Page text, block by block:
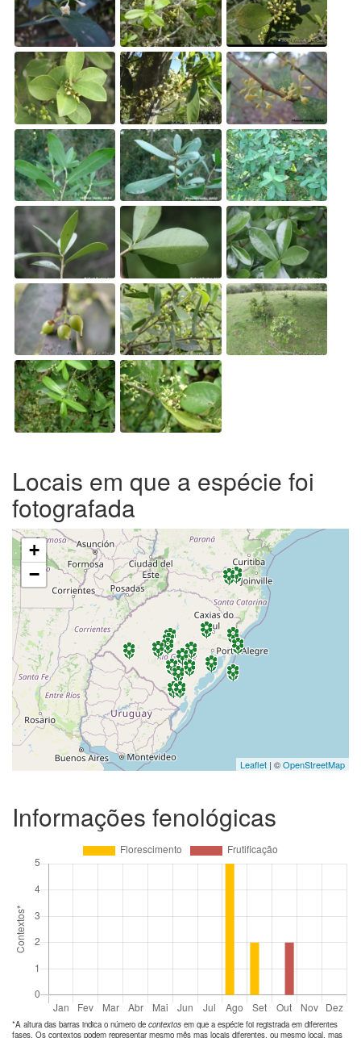
Locais em que a espécie foi
fotografada
+
−
Leaflet | ©OpenStreetMap
Informações fenológicas
*A altura das barras indica o número de contextos em que a espécie foi registrada em diferentes
fases. Os contextos podem representar mesmo mês mas locais diferentes, ou mesmo local, mas